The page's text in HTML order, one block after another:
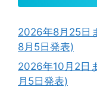
2026年8月25日
8月5日発表)
2026年10月2日
月5日発表)